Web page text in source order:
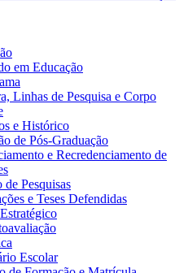
em Educação
Linhas de Pesquisa e Corpo
e Histórico
de Pós-Graduação
e Recredenciamento de
Pesquisas
e Teses Defendidas
Escolar